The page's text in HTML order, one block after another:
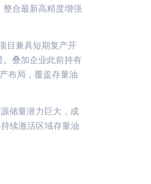
合最新高精度增强
目兼具短期复产开
叠加企业此前持有
布局，覆盖存量油
储量潜力巨大，成
续激活区域存量油